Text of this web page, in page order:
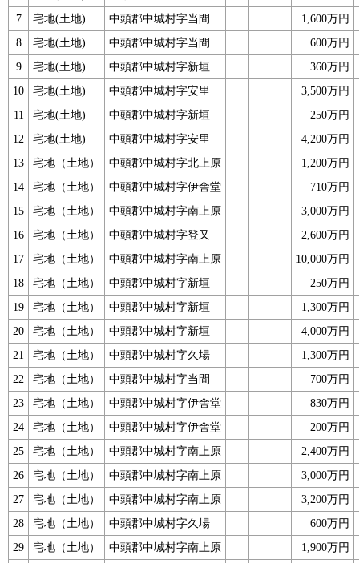
7
宅地(土地) 中頭郡中城村字当間
1,600万円
8
宅地(土地) 中頭郡中城村字当間
600万円
9
宅地(土地) 中頭郡中城村字新垣
360万円
10
宅地(土地) 中頭郡中城村字安里 3,500万円
11
宅地(土地) 中頭郡中城村字新垣
250万円
12
宅地(土地) 中頭郡中城村字安里 4,200万円
13
宅地（土地） 中頭郡中城村字北上原
1,200万円
14
宅地（土地） 中頭郡中城村字伊舎堂
710万円
15
宅地（土地） 中頭郡中城村字南上原
3,000万円
16
宅地（土地） 中頭郡中城村字登又
2,600万円
17
宅地（土地） 中頭郡中城村字南上原 10,000万円
18
宅地（土地） 中頭郡中城村字新垣
250万円
19
宅地（土地） 中頭郡中城村字新垣
1,300万円
20
宅地（土地） 中頭郡中城村字新垣
4,000万円
21
宅地（土地） 中頭郡中城村字久場
1,300万円
22
宅地（土地） 中頭郡中城村字当間
700万円
23
宅地（土地） 中頭郡中城村字伊舎堂
830万円
24
宅地（土地） 中頭郡中城村字伊舎堂
200万円
25
宅地（土地） 中頭郡中城村字南上原
2,400万円
26
宅地（土地） 中頭郡中城村字南上原
3,000万円
27
宅地（土地） 中頭郡中城村字南上原
3,200万円
28
宅地（土地） 中頭郡中城村字久場
600万円
29
宅地（土地） 中頭郡中城村字南上原
1,900万円